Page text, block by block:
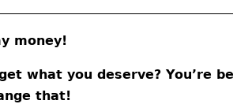
money!
what you deserve? You’re
that!